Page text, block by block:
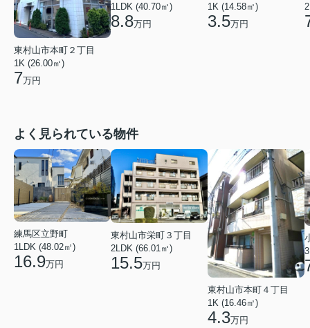
東村山市本町２丁目
1K (26.00㎡)
7万円
1LDK (40.70㎡)
8.8万円
1K (14.58㎡)
3.5万円
よく見られている物件
練馬区立野町
1LDK (48.02㎡)
16.9万円
東村山市栄町３丁目
2LDK (66.01㎡)
15.5万円
東村山市本町４丁目
1K (16.46㎡)
4.3万円